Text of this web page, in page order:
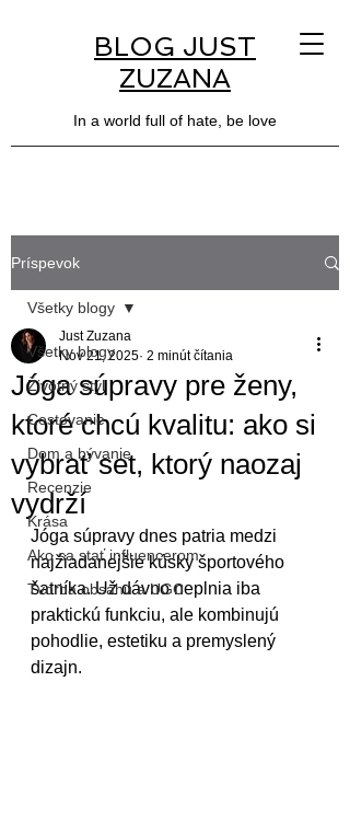
BLOG JUST
ZUZANA
In a world full of hate, be love
Príspevok
Všetky blogy
Životný štýl
Cestovanie
Dom a bývanie
Recenzie
Krása
Ako sa stať influencerom
Tvorba obsahu a UGC
Všetky blogy
Jóga súpravy pre ženy,
ktoré chcú kvalitu: ako si
vybrať set, ktorý naozaj
vydrží
Just Zuzana
Nov 21, 2025 2 minút čítania
Jóga súpravy dnes patria medzi
najžiadanejšie kúsky športového
šatníka. Už dávno neplnia iba
praktickú funkciu, ale kombinujú
pohodlie, estetiku a premyslený
dizajn.